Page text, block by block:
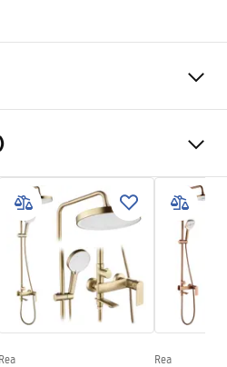
Kampas
Transparent 6mm
Stumdomas
Ant irkluojančio baseino arba
ant grindų
1950 mm
Rea Rea